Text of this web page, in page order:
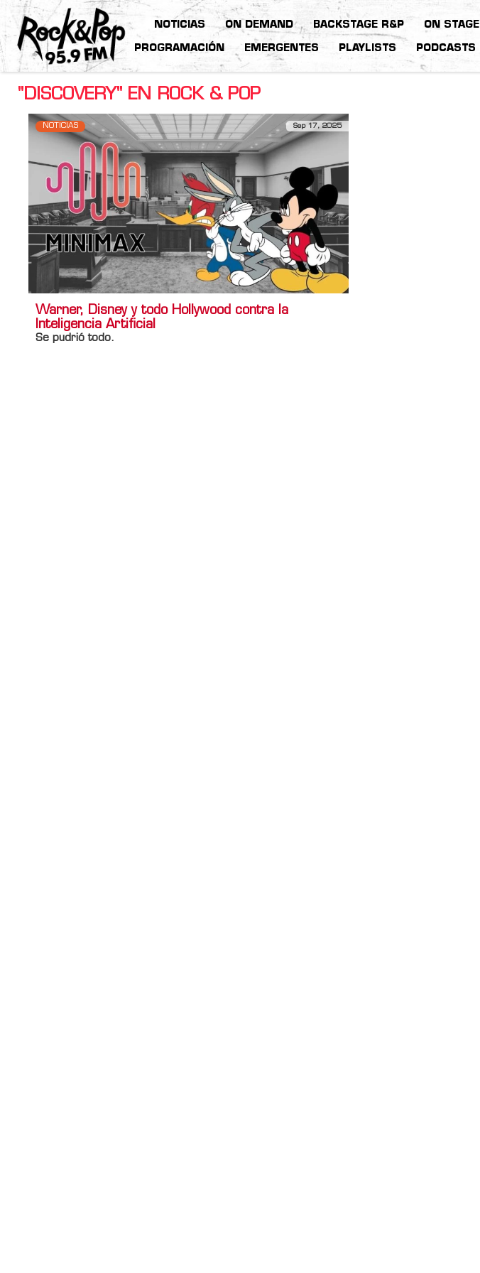
NOTICIAS ON DEMAND BACKSTAGE R&P ON STAGE
PROGRAMACIÓN EMERGENTES PLAYLISTS PODCASTS
"DISCOVERY" EN ROCK & POP
NOTICIAS Sep 17, 2025
Warner, Disney y todo Hollywood contra la
Inteligencia Artificial
Se pudrió todo.